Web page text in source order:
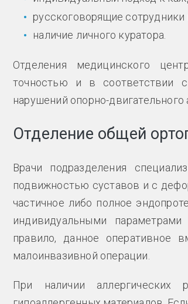
русскоговорящие сотрудники
наличие личного куратора.
Отделения медицинского
точностью и в соответствии
нарушений опорно-двигательного
Отделение общей
Врачи подразделения
подвижностью суставов и с
частичное либо полное
индивидуальными
правило, данное оперативное
малоинвазивной операции.
При наличии